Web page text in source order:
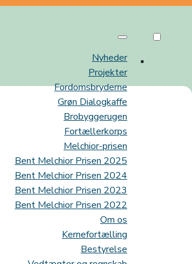
Nyheder
Projekter
Fordomsbryderne
Grøn Dialogkaffe
Brobyggerugen
Fortællerkorps
Melchior-prisen
Bent Melchior Prisen 2025
Bent Melchior Prisen 2024
Bent Melchior Prisen 2023
Bent Melchior Prisen 2022
Om os
Kernefortælling
Bestyrelse